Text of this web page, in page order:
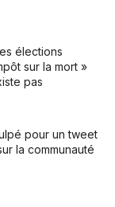
élections
sur la mort »
pas
pour un tweet
la communauté